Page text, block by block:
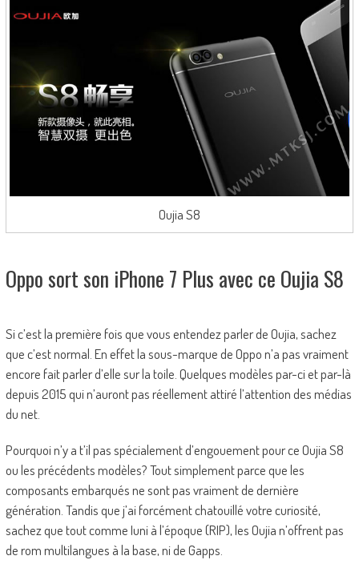
Oujia S8
Oppo sort son iPhone 7 Plus avec ce Oujia S8
Si c’est la première fois que vous entendez parler de Oujia, sachez
que c’est normal. En effet la sous-marque de Oppo n’a pas vraiment
encore fait parler d’elle sur la toile. Quelques modèles par-ci et par-là
depuis 2015 qui n’auront pas réellement attiré l’attention des médias
du net.
Pourquoi n’y a t’il pas spécialement d’engouement pour ce Oujia S8
ou les précédents modèles? Tout simplement parce que les
composants embarqués ne sont pas vraiment de dernière
génération. Tandis que j’ai forcément chatouillé votre curiosité,
sachez que tout comme Iuni à l’époque (RIP), les Oujia n’offrent pas
de rom multilangues à la base, ni de Gapps.